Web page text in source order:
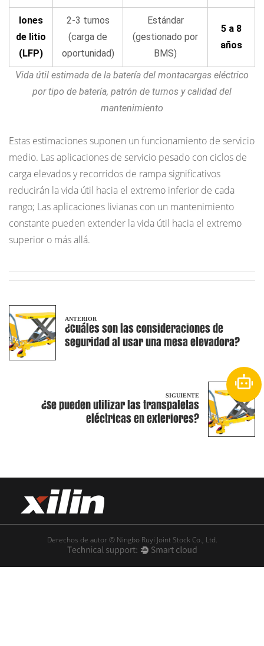
Vida útil estimada de la batería del montacargas eléctrico
por tipo de batería, patrón de turnos y calidad del
mantenimiento
Iones
de litio
(LFP)
2-3 turnos
(carga de
oportunidad)
Estándar
(gestionado por
BMS)
5 a 8
años
Estas estimaciones suponen un funcionamiento de servicio
medio. Las aplicaciones de servicio pesado con ciclos de
carga elevados y recorridos de rampa significativos
reducirán la vida útil hacia el extremo inferior de cada
rango; Las aplicaciones livianas con un mantenimiento
constante pueden extender la vida útil hacia el extremo
superior o más allá.
ANTERIOR
¿Cuáles son las consideraciones de
seguridad al usar una mesa elevadora?
SIGUIENTE
¿Se pueden utilizar las transpaletas
eléctricas en exteriores?
Derechos de autor © Ningbo Ruyi Joint Stock Co., Ltd.